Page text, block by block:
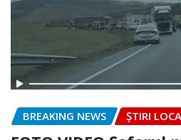
BREAKING NEWS ȘTIRI